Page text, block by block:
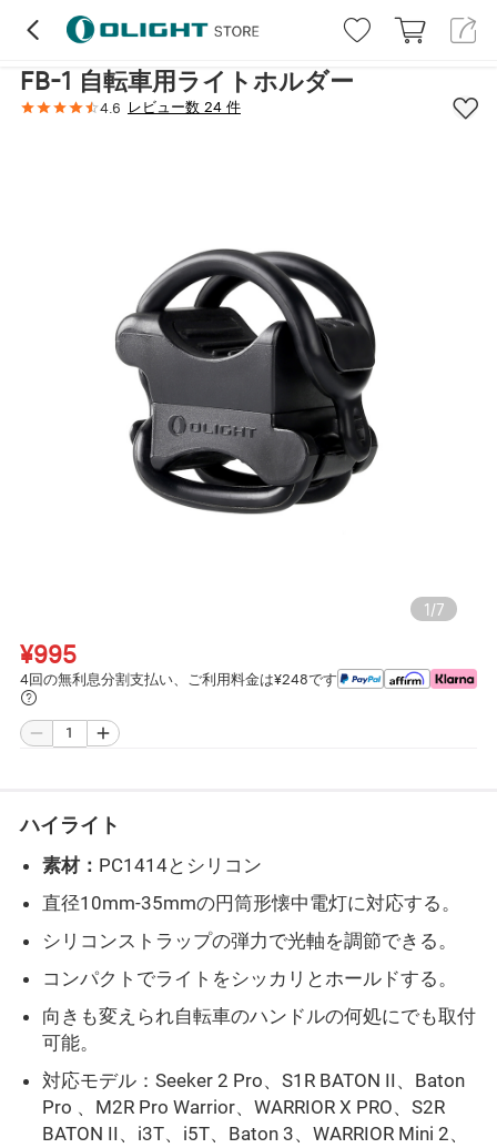
FB-1 自転車用ライトホルダー
4.6 レビュー数 24 件
1/7
¥995
4回の無利息分割支払い、ご利用料金は¥248です
ハイライト
素材： PC1414とシリコン
直径10mm-35mmの円筒形懐中電灯に対応する。
シリコンストラップの弾力で光軸を調節できる。
コンパクトでライトをシッカリとホールドする。
向きも変えられ自転車のハンドルの何処にでも取付
可能。
対応モデル：Seeker 2 Pro、S1R BATON II、Baton
Pro 、M2R Pro Warrior、WARRIOR X PRO、S2R
BATON II、i3T、i5T、Baton 3、WARRIOR Mini 2、
ハイライト レビュー (24) 詳細